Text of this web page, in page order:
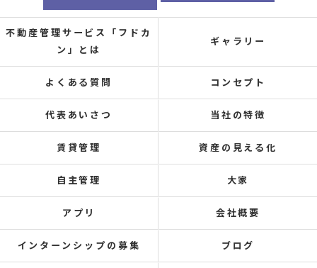
不動産管理サービス「フドカ
ン」とは
ギャラリー
よくある質問 コンセプト
代表あいさつ 当社の特徴
賃貸管理 資産の見える化
自主管理 大家
アプリ 会社概要
インターンシップの募集 ブログ